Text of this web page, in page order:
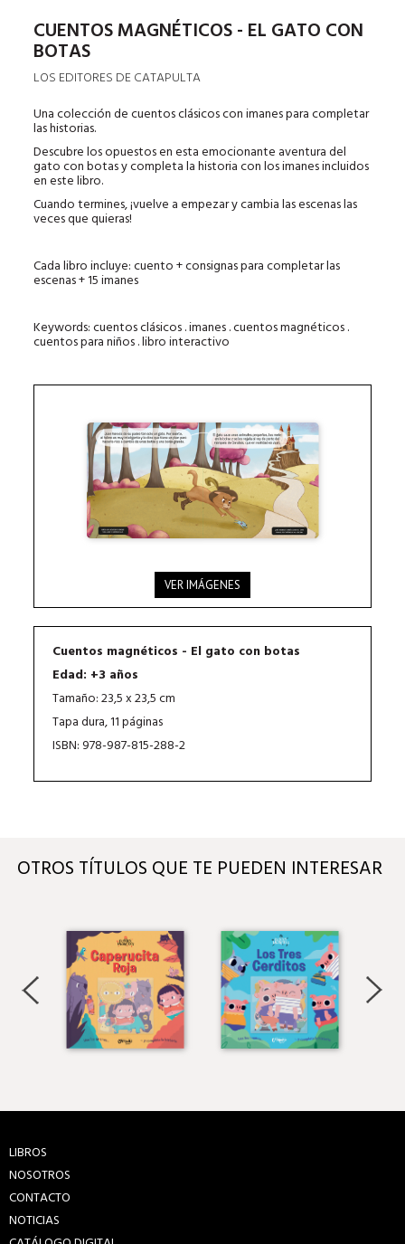
CUENTOS MAGNÉTICOS - EL GATO CON
BOTAS
LOS EDITORES DE CATAPULTA
Una colección de cuentos clásicos con imanes para completar
las historias.
Descubre los opuestos en esta emocionante aventura del
gato con botas y completa la historia con los imanes incluidos
en este libro.
Cuando termines, ¡vuelve a empezar y cambia las escenas las
veces que quieras!
Cada libro incluye: cuento + consignas para completar las
escenas + 15 imanes
Keywords: cuentos clásicos . imanes . cuentos magnéticos .
cuentos para niños . libro interactivo
VER IMÁGENES
Cuentos magnéticos - El gato con botas
Edad: +3 años
Tamaño: 23,5 x 23,5 cm
Tapa dura, 11 páginas
ISBN: 978-987-815-288-2
OTROS TÍTULOS QUE TE PUEDEN INTERESAR
LIBROS
NOSOTROS
CONTACTO
NOTICIAS